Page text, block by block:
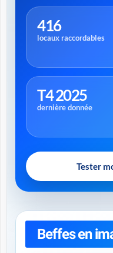
416
locaux raccordables
T4 2025
dernière donnée
Tester
Beffes en